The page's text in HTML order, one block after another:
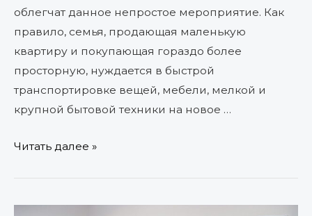
облегчат данное непростое мероприятие. Как
правило, семья, продающая маленькую
квартиру и покупающая гораздо более
просторную, нуждается в быстрой
транспортировке вещей, мебели, мелкой и
крупной бытовой техники на новое …
Читать далее »